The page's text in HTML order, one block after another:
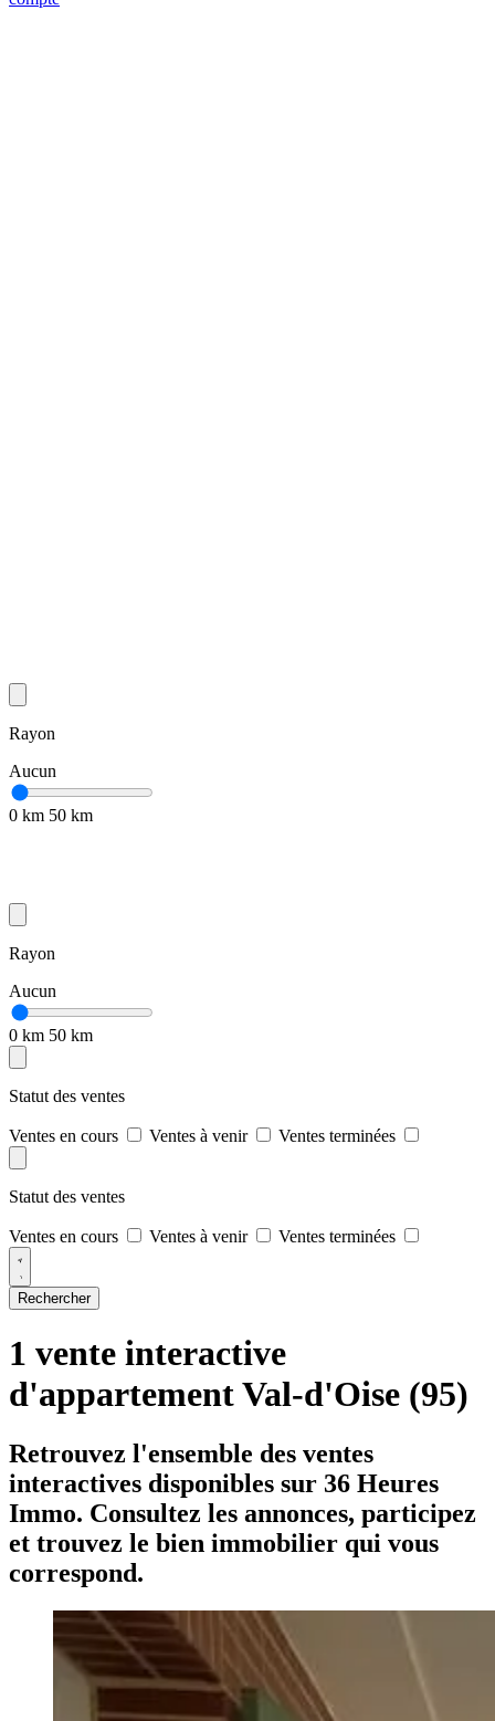
Rayon
Aucun
0 km 50 km
Rayon
Aucun
0 km 50 km
Statut des ventes
Ventes en cours Ventes à venir Ventes terminées
Statut des ventes
Ventes en cours Ventes à venir Ventes terminées
Rechercher
1 vente interactive
d'appartement Val-d'Oise (95)
Retrouvez l'ensemble des ventes
interactives disponibles sur 36 Heures
Immo. Consultez les annonces, participez
et trouvez le bien immobilier qui vous
correspond.